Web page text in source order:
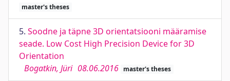
master's theses
5. Soodne ja täpne 3D orientatsiooni määramise
seade. Low Cost High Precision Device for 3D
Orientation
Bogatkin, Jüri 08.06.2016 master's theses